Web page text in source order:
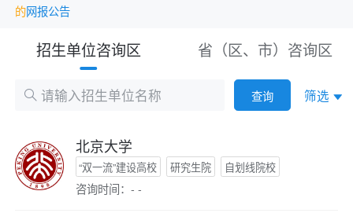
的网报公告
招生单位咨询区 省（区、市）咨询区
查询 筛选
北京大学
“双一流”建设高校 研究生院 自划线院校
咨询时间：- -